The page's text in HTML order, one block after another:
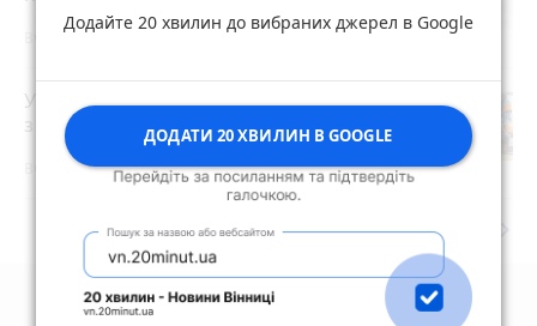
Вчора о 07:55
У Житомирі триває чемпіонат України
з веслування на човнах «Дракон»
Вчора о 15:07
Дивитись ще
Додайте 20 хвилин до вибраних джерел в Google
ДОДАТИ 20 ХВИЛИН В GOOGLE